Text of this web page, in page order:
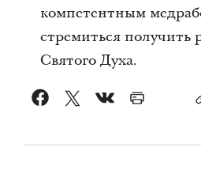
компетентным
стремиться получить
Святого Духа.